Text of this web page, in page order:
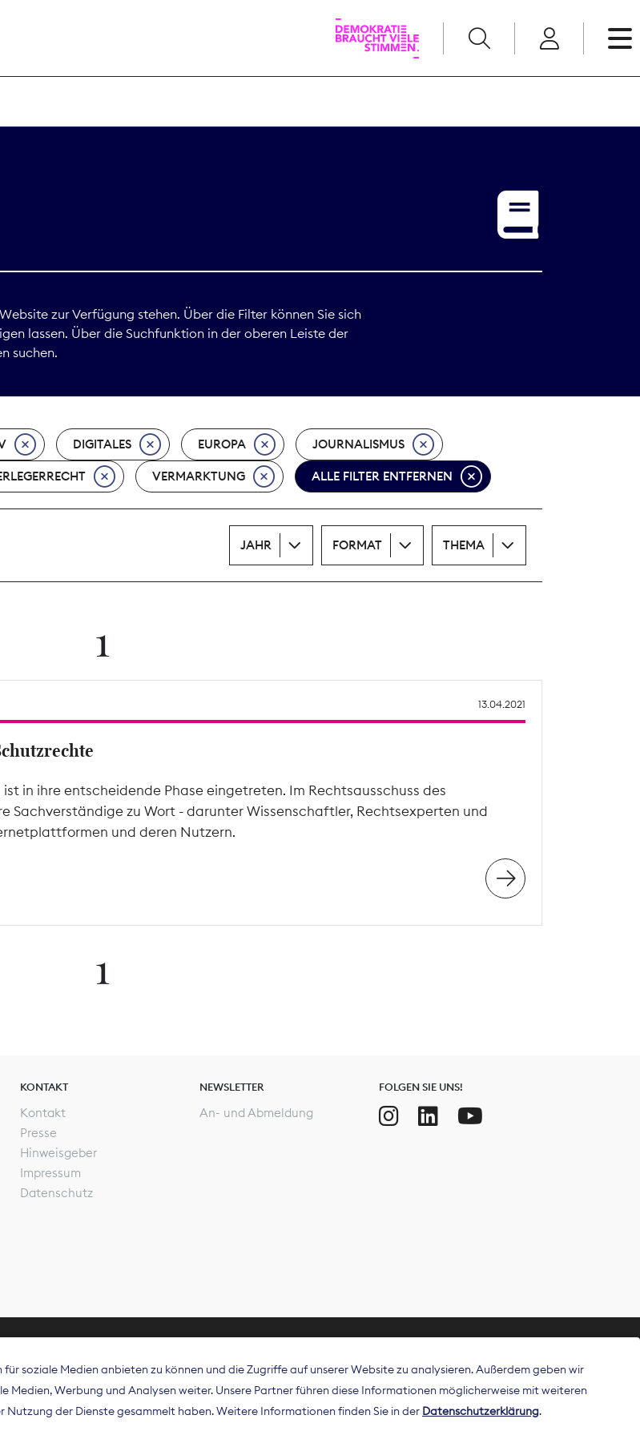
Print
zur Verfügung stehen. Über die Filter können Sie sich
lassen. Über die Suchfunktion in der oberen Leiste der
suchen.
DIGITALES EUROPA JOURNALISMUS
VERMARKTUNG ALLE FILTER ENTFERNEN
JAHR FORMAT THEMA
1
13.04.2021
in ihre entscheidende Phase eingetreten. Im Rechtsausschuss des
Sachverständige zu Wort - darunter Wissenschaftler, Rechtsexperten und
und deren Nutzern.
1
KONTAKT
Kontakt
Presse
Hinweisgeber
Impressum
Datenschutz
NEWSLETTER
An- und Abmeldung
FOLGEN SIE UNS!
und Zeitungsverleger (BDZV) vertritt als
der Zeitungsverlage und digitalen Publisher in
soziale Medien anbieten zu können und die Zugriffe auf unserer Website zu analysieren. Außerdem geben wir
Medien, Werbung und Analysen weiter. Unsere Partner führen diese Informationen möglicherweise mit weiteren
der Dienste gesammelt haben. Weitere Informationen finden Sie in der Datenschutzerklärung.